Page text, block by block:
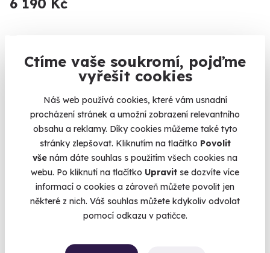
Ctíme vaše soukromí, pojďme
vyřešit cookies
Náš web používá cookies, které vám usnadní
procházení stránek a umožní zobrazení relevantního
obsahu a reklamy. Díky cookies můžeme také tyto
stránky zlepšovat. Kliknutím na tlačítko Povolit
vše nám dáte souhlas s použitím všech cookies na
webu. Po kliknutí na tlačítko Upravit se dozvíte více
informací o cookies a zároveň můžete povolit jen
některé z nich. Váš souhlas můžete kdykoliv odvolat
pomocí odkazu v patičce.
6 190 Kč
Gurmánský zážitek v designové kopuli